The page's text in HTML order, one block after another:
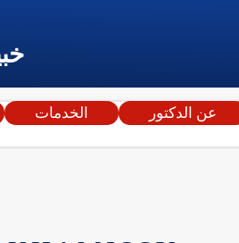
عن الدكتور
الخدمات